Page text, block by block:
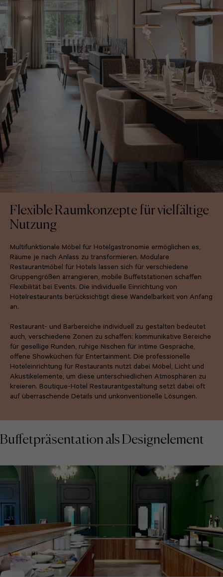
Flexible Raumkonzepte für vielfältige
Nutzung
Multifunktionale Möbel für Hotelgastronomie ermöglichen es,
Räume je nach Anlass zu transformieren. Modulare
Restaurantmöbel für Hotels lassen sich für verschiedene
Gruppengrößen arrangieren, mobile Buffetstationen schaffen
Flexibilität bei Events. Die individuelle Einrichtung von
Hotelrestaurants berücksichtigt diese Wandelbarkeit von Anfang
an.
Restaurant- und Barbereiche individuell zu gestalten bedeutet
auch, verschiedene Zonen zu schaffen: kommunikative Bereiche
für gesellige Runden, ruhige Nischen für intime Gespräche,
offene Showküchen für Entertainment. Die professionelle
Hoteleinrichtung für Restaurants nutzt dabei Möbel, Licht und
Akustikelemente, um diese unterschiedlichen Atmosphären zu
kreieren. Boutique-Hotel Restaurantgestaltung setzt dabei oft
auf überraschende Details und unkonventionelle Lösungen.
Buffetpräsentation als Designelement